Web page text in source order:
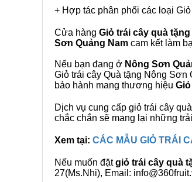
+ Hợp tác phân phối các loại
Cửa hàng Giỏ trái cây quà
Sơn Quảng Nam cam kết làm
Nếu bạn đang ở Nông Sơn
Giỏ trái cây Quà tặng Nông Sơn
bảo hành mang thương hiệu
Dịch vụ cung cấp giỏ trái cây
chắc chắn sẽ mang lại những
Xem tại: CÁC MẪU GIỎ TRÁI
Nếu muốn đặtgiỏ trái cây quà
27(Ms.Nhi), Email: